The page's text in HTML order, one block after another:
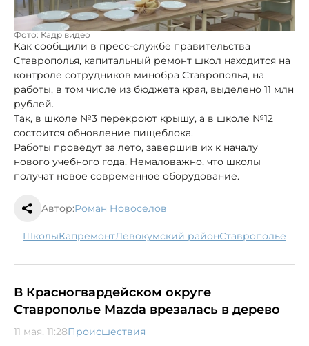
Фото: Кадр видео
Как сообщили в пресс-службе правительства
Ставрополья, капитальный ремонт школ находится на
контроле сотрудников минобра Ставрополья, на
работы, в том числе из бюджета края, выделено 11 млн
рублей.
Так, в школе №3 перекроют крышу, а в школе №12
состоится обновление пищеблока.
Работы проведут за лето, завершив их к началу
нового учебного года. Немаловажно, что школы
получат новое современное оборудование.
Автор:Роман Новоселов
школы капремонт Левокумский район Ставрополье
В Красногвардейском округе
Ставрополье Mazda врезалась в дерево
11 мая, 11:28Происшествия